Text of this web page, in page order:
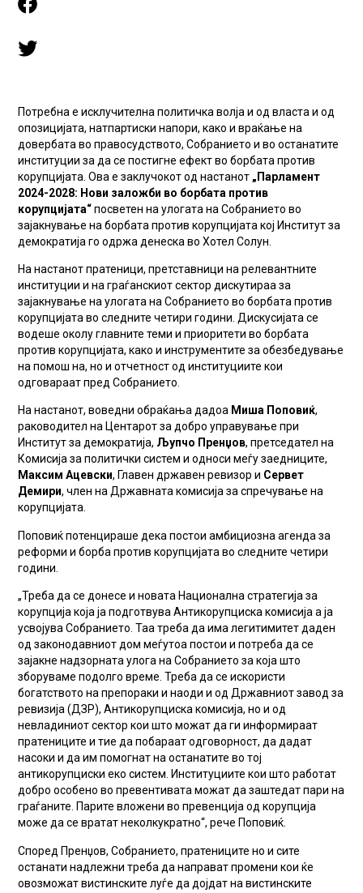
Потребна е исклучителна политичка волја и од власта и од
опозицијата, натпартиски напори, како и враќање на
довербата во правосудството, Собранието и во останатите
институции за да се постигне ефект во борбата против
корупцијата. Ова е заклучокот од настанот „Парламент
2024-2028: Нови заложби во борбата против
корупцијата“посветен на улогата на Собранието во
зајакнување на борбата против корупцијата кој Институт за
демократија го одржа денеска во Хотел Солун.
На настанот пратеници, претставници на релевантните
институции и на граѓанскиот сектор дискутираа за
зајакнување на улогата на Собранието во борбата против
корупцијата во следните четири години. Дискусијата се
водеше околу главните теми и приоритети во борбата
против корупцијата, како и инструментите за обезбедување
на помош на, но и отчетност од институциите кои
одговараат пред Собранието.
На настанот, воведни обраќања дадоа Миша Поповиќ,
раководител на Центарот за добро управување при
Институт за демократија, Љупчо Пренџов, претседател на
Комисија за политички систем и односи меѓу заедниците,
Максим Ацевски, Главен државен ревизор и Сервет
Демири, член на Државната комисија за спречување на
корупцијата.
Поповиќ потенцираше дека постои амбициозна агенда за
реформи и борба против корупцијата во следните четири
години.
„Треба да се донесе и новата Национална стратегија за
корупција која ја подготвува Антикорупциска комисија а ја
усвојува Собранието. Таа треба да има легитимитет даден
од законодавниот дом меѓутоа постои и потреба да се
зајакне надзорната улога на Собранието за која што
зборуваме подолго време. Треба да се искористи
богатството на препораки и наоди и од Државниот завод за
ревизија (ДЗР), Антикорупциска комисија, но и од
невладиниот сектор кои што можат да ги информираат
пратениците и тие да побараат одговорност, да дадат
насоки и да им помогнат на останатите во тој
антикорупциски еко систем. Институциите кои што работат
добро особено во превентивата можат да заштедат пари на
граѓаните. Парите вложени во превенција од корупција
може да се вратат неколкукратно“, рече Поповиќ.
Според Пренџов, Собранието, пратениците но и сите
останати надлежни треба да направат промени кои ќе
овозможат вистинските луѓе да дојдат на вистинските